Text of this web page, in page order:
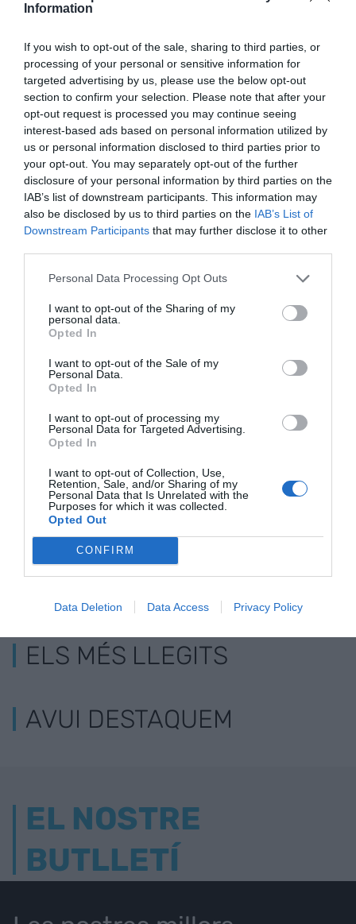
Information
If you wish to opt-out of the sale, sharing to third parties, or
processing of your personal or sensitive information for
targeted advertising by us, please use the below opt-out
section to confirm your selection. Please note that after your
opt-out request is processed you may continue seeing
interest-based ads based on personal information utilized by
us or personal information disclosed to third parties prior to
your opt-out. You may separately opt-out of the further
disclosure of your personal information by third parties on the
IAB’s list of downstream participants. This information may
also be disclosed by us to third parties on the IAB’s List of
Downstream Participants that may further disclose it to other
Personal Data Processing Opt Outs
I want to opt-out of the Sharing of my
personal data.
Opted In
I want to opt-out of the Sale of my
Personal Data.
Opted In
I want to opt-out of processing my
Personal Data for Targeted Advertising.
Opted In
I want to opt-out of Collection, Use,
Retention, Sale, and/or Sharing of my
Personal Data that Is Unrelated with the
Purposes for which it was collected.
Opted Out
CONFIRM
Data Deletion Data Access Privacy Policy
AfegirVIA Empresacom a font preferida de
Google de forma gratuïta
Estigues informat amb les últimes notícies d'actualitat
ACTIVAR ARA
Pluja de premis
internacionals pels
Tarragona
Els càmpings
catalans tanquen
visitants
Els
ELS MÉS LLEGITS
AVUI DESTAQUEM
EL NOSTRE
BUTLLETÍ